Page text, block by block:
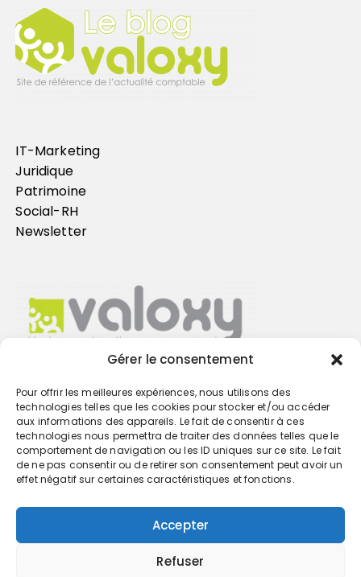
Gérer le consentement
Pour offrir les meilleures expériences, nous utilisons des
technologies telles que les cookies pour stocker et/ou accéder
aux informations des appareils. Le fait de consentir à ces
technologies nous permettra de traiter des données telles que le
comportement de navigation ou les ID uniques sur ce site. Le fait
de ne pas consentir ou de retirer son consentement peut avoir un
effet négatif sur certaines caractéristiques et fonctions.
Accepter
Refuser
IT-Marketing
Juridique
Patrimoine
Social-RH
Newsletter
Trouvez votre cabinet
GO